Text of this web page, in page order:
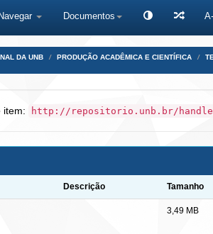
Navegar Documentos A-
DA UNB PRODUÇÃO ACADÊMICA E CIENTÍFICA
item: http://repositorio.unb.br/handle/
Descrição Tamanho
3,49 MB